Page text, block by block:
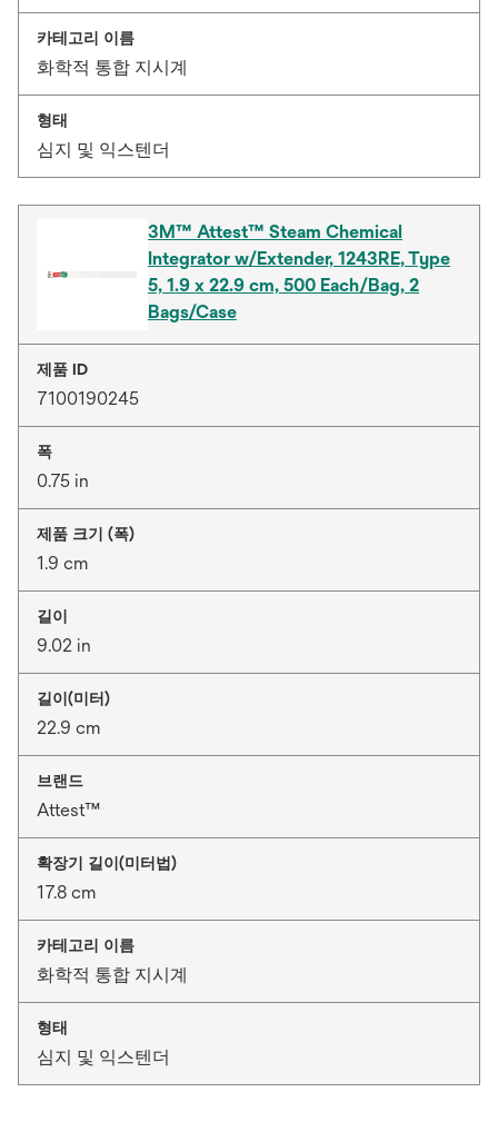
카테고리 이름
화학적 통합 지시계
형태
심지 및 익스텐더
3M™ Attest™ Steam Chemical
Integrator w/Extender, 1243RE, Type
5, 1.9 x 22.9 cm, 500 Each/Bag, 2
Bags/Case
제품 ID
7100190245
폭
0.75 in
제품 크기 (폭)
1.9 cm
길이
9.02 in
길이(미터)
22.9 cm
브랜드
Attest™
확장기 길이(미터법)
17.8 cm
카테고리 이름
화학적 통합 지시계
형태
심지 및 익스텐더